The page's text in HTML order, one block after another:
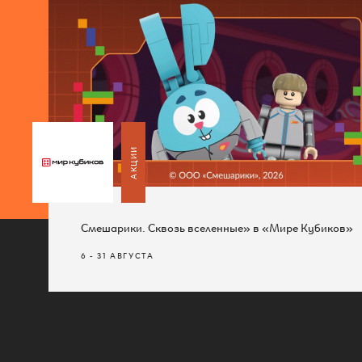
АКЦИИ
Смешарики. Сквозь вселенные» в «Мире Кубиков»
6 - 31 АВГУСТА
Бесплатный Wi-Fi!
АКЦИИ
Смешарики. Сквозь вселенные» в «Мире Кубиков»